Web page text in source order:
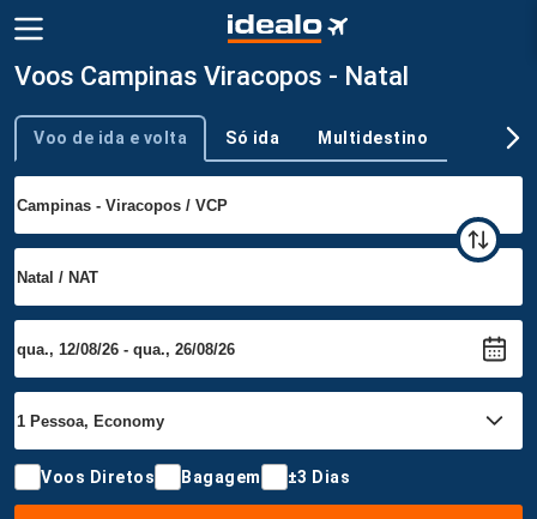
Voos Campinas Viracopos - Natal
Tipo de viagem
Voo de ida e volta Só ida Multidestino
Voos Diretos Bagagem ±3 Dias